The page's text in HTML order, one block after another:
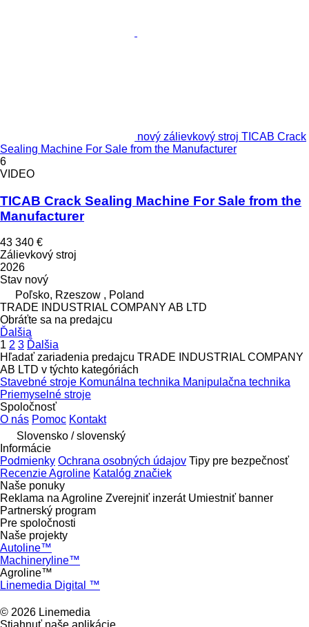
nový zálievkový stroj TICAB Crack
Sealing Machine For Sale from the Manufacturer
6
VIDEO
TICAB Crack Sealing Machine For Sale from the
Manufacturer
43 340 €
Zálievkový stroj
2026
Stav nový
Poľsko, Rzeszow , Poland
TRADE INDUSTRIAL COMPANY AB LTD
Obráťte sa na predajcu
Ďalšia
1 2 3 Ďalšia
Hľadať zariadenia predajcu TRADE INDUSTRIAL COMPANY
AB LTD v týchto kategóriách
Stavebné stroje Komunálna technika Manipulačna technika
Priemyselné stroje
Spoločnosť
O nás Pomoc Kontakt
Slovensko / slovenský
Informácie
Podmienky Ochrana osobných údajov Tipy pre bezpečnosť
Recenzie Agroline Katalóg značiek
Naše ponuky
Reklama na Agroline Zverejniť inzerát Umiestniť banner
Partnerský program
Pre spoločnosti
Naše projekty
Autoline™
Machineryline™
Agroline™
Linemedia Digital ™
© 2026 Linemedia